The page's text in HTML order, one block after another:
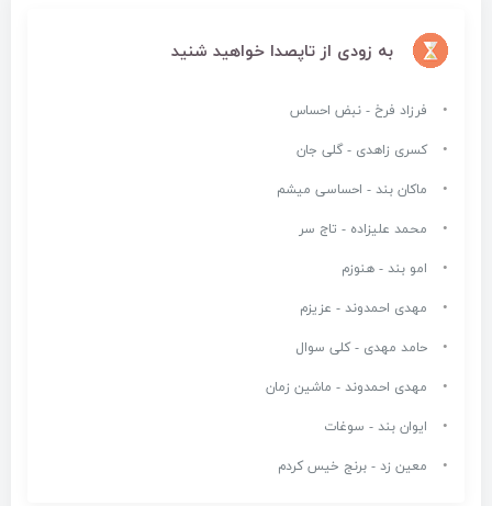
به زودی از تاپصدا خواهید شنید
فرزاد فرخ - نبض احساس
کسری زاهدی - گلی جان
ماکان بند - احساسی میشم
محمد علیزاده - تاج سر
امو بند - هنوزم
مهدی احمدوند - عزیزم
حامد مهدی - کلی سوال
مهدی احمدوند - ماشین زمان
ایوان بند - سوغات
معین زد - برنج خیس کردم